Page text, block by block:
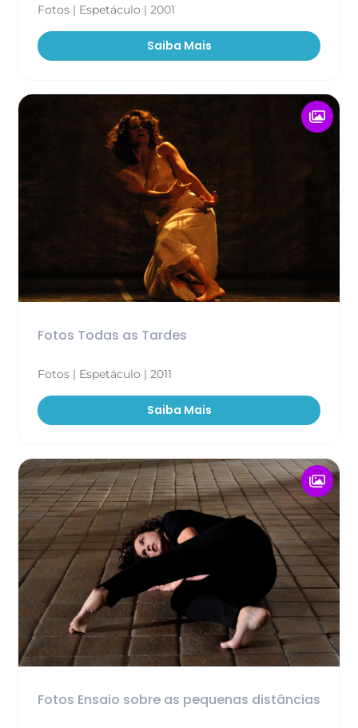
Fotos | Espetáculo | 2001
Saiba Mais
Fotos Todas as Tardes
Fotos | Espetáculo | 2011
Saiba Mais
Fotos Ensaio sobre as pequenas distâncias